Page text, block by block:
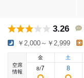
3.26
￥2,000～￥2,999
空席
情報
金
8/7
土
8